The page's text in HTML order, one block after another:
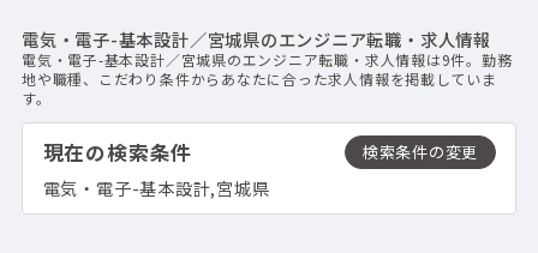
電気・電子-基本設計／宮城県のエンジニア転職・求人情報
電気・電子-基本設計／宮城県のエンジニア転職・求人情報は9件。勤務
地や職種、こだわり条件からあなたに合った求人情報を掲載していま
す。
現在の検索条件
電気・電子-基本設計,宮城県